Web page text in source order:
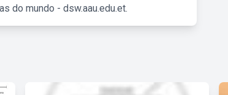
do mundo - dsw.aau.edu.et.